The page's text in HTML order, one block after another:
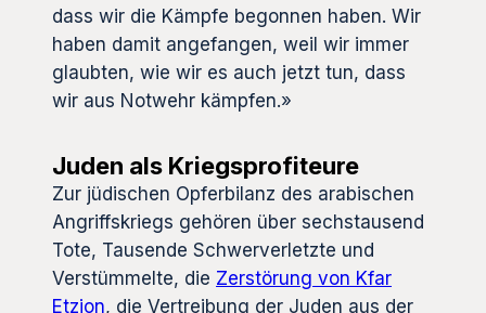
dass wir die Kämpfe begonnen haben. Wir
haben damit angefangen, weil wir immer
glaubten, wie wir es auch jetzt tun, dass
wir aus Notwehr kämpfen.»
Juden als Kriegsprofiteure
Zur jüdischen Opferbilanz des arabischen
Angriffskriegs gehören über sechstausend
Tote, Tausende Schwerverletzte und
Verstümmelte, die Zerstörung von Kfar
Etzion, die Vertreibung der Juden aus der